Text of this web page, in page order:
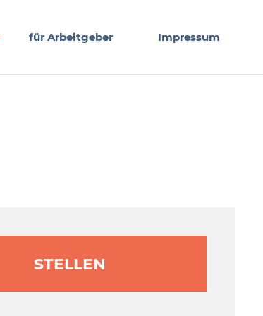
für Arbeitgeber Impressum
STELLEN